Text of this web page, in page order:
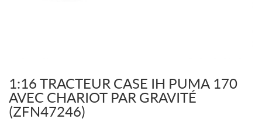
1:16 TRACTEUR CASE IH PUMA 170
AVEC CHARIOT PAR GRAVITÉ
(ZFN47246)